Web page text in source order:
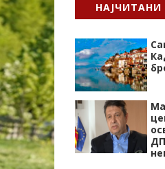
НАЈЧИТАНИ